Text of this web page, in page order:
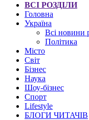
ВСІ РОЗДІЛИ
Головна
Україна
Всі новини
Політика
Місто
Світ
Бізнес
Наука
Шоу-бізнес
Спорт
Lifestyle
БЛОГИ ЧИТАЧІВ